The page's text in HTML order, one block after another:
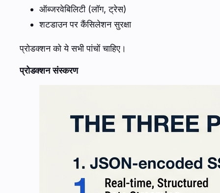
ऑब्जरवेबिलिटी (लॉग, ट्रेस)
शटडाउन पर कैंसिलेशन सुरक्षा
प्रोडक्शन को ये सभी पांचों चाहिए।
प्रोडक्शन संस्करण